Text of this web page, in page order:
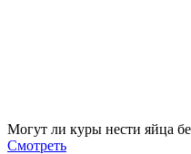
Могут ли куры нести яйца
Смотреть